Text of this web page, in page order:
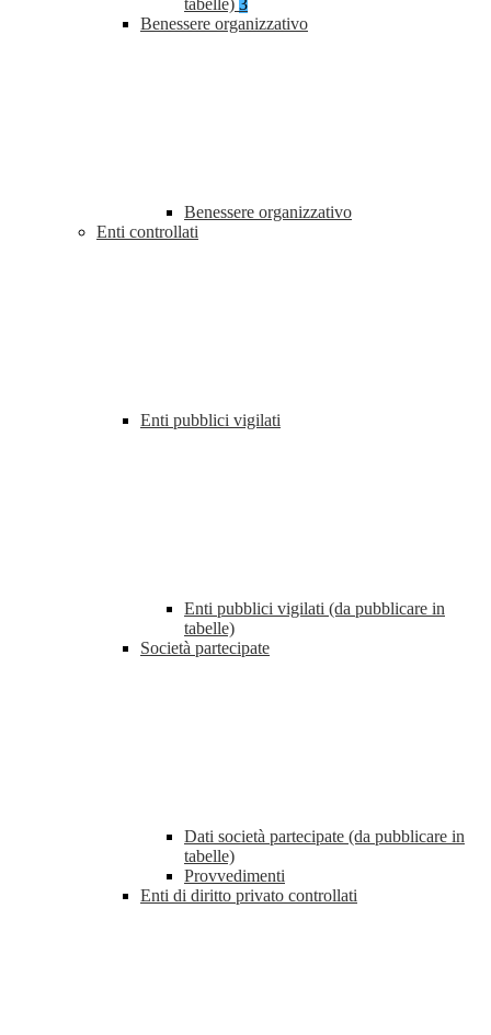
tabelle) 3
Benessere organizzativo
Benessere organizzativo
Enti controllati
Enti pubblici vigilati
Enti pubblici vigilati (da pubblicare in
tabelle)
Società partecipate
Dati società partecipate (da pubblicare in
tabelle)
Provvedimenti
Enti di diritto privato controllati